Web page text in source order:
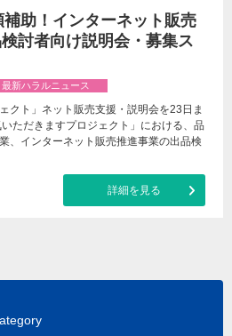
補助！インターネット販売
討者向け説明会・募集ス
最新ハラルニュース
クト」ネット販売支援・説明会を23日ま
ただきますプロジェクト」における、品
、インターネット販売推進事業の出品検
詳細を見る